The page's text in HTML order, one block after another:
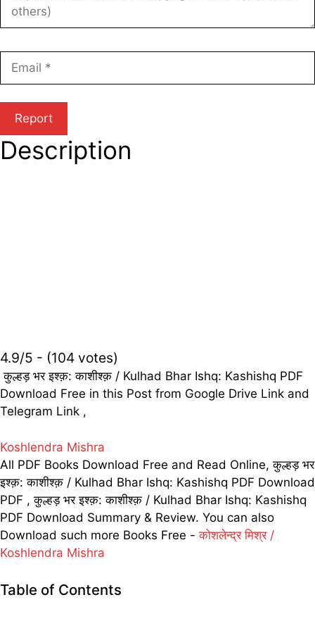
Description
4.9/5 - (104 votes)
कुल्हड़ भर इश्क़: काशीश्क़ / Kulhad Bhar Ishq: Kashishq PDF
Download Free in this Post from Google Drive Link and
Telegram Link ,
Koshlendra Mishra
All PDF Books Download Free and Read Online, कुल्हड़ भर
इश्क़: काशीश्क़ / Kulhad Bhar Ishq: Kashishq PDF Download
PDF , कुल्हड़ भर इश्क़: काशीश्क़ / Kulhad Bhar Ishq: Kashishq
PDF Download Summary & Review. You can also
Download such more Books Free -कोशलेन्द्र मिश्र /
Koshlendra Mishra
Table of Contents